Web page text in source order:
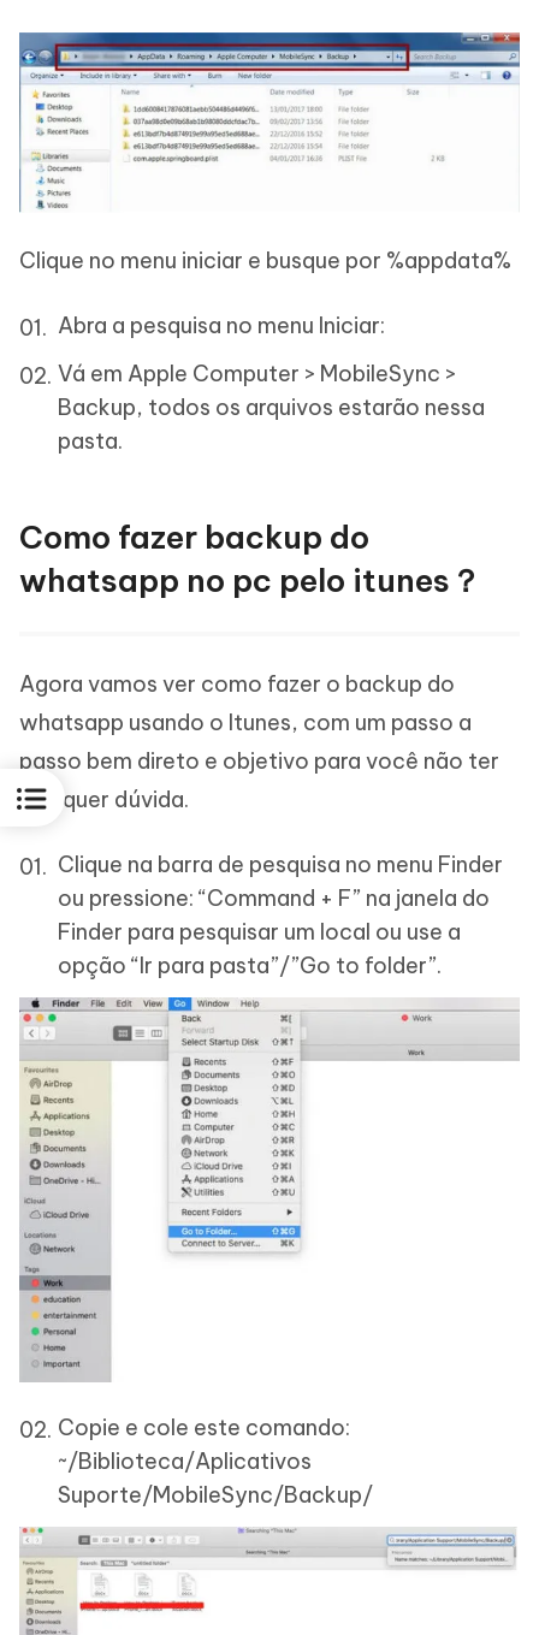
Clique no menu iniciar e busque por %appdata%
Abra a pesquisa no menu Iniciar:
Vá em Apple Computer > MobileSync >
Backup, todos os arquivos estarão nessa
pasta.
Como fazer backup do
whatsapp no pc pelo itunes？
Agora vamos ver como fazer o backup do
whatsapp usando o Itunes, com um passo a
passo bem direto e objetivo para você não ter
qualquer dúvida.
Clique na barra de pesquisa no menu Finder
ou pressione: “Command + F” na janela do
Finder para pesquisar um local ou use a
opção “Ir para pasta”/”Go to folder”.
Copie e cole este comando:
~/Biblioteca/Aplicativos
Suporte/MobileSync/Backup/